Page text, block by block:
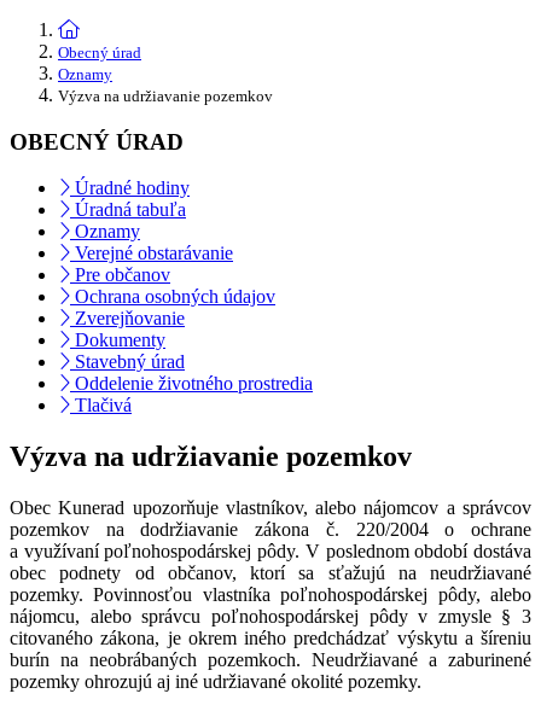
Obecný úrad
Oznamy
Výzva na udržiavanie pozemkov
OBECNÝ ÚRAD
Úradné hodiny
Úradná tabuľa
Oznamy
Verejné obstarávanie
Pre občanov
Ochrana osobných údajov
Zverejňovanie
Dokumenty
Stavebný úrad
Oddelenie životného prostredia
Tlačivá
Výzva na udržiavanie pozemkov
Obec Kunerad upozorňuje vlastníkov, alebo nájomcov a správcov
pozemkov na dodržiavanie zákona č. 220/2004 o ochrane
a využívaní poľnohospodárskej pôdy. V poslednom období dostáva
obec podnety od občanov, ktorí sa sťažujú na neudržiavané
pozemky. Povinnosťou vlastníka poľnohospodárskej pôdy, alebo
nájomcu, alebo správcu poľnohospodárskej pôdy v zmysle § 3
citovaného zákona, je okrem iného predchádzať výskytu a šíreniu
burín na neobrábaných pozemkoch. Neudržiavané a zaburinené
pozemky ohrozujú aj iné udržiavané okolité pozemky.